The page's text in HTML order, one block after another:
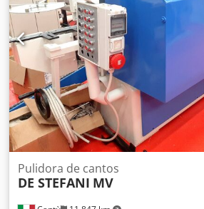
horas desde que eran nuevos. Este
utilizado por un banco para triturar
residuos confidenciales, y siempre se
de un edificio seguro. Todo en
perfecto funcionamiento. Codpjv
Pulidora de cantos
DE STEFANI MV